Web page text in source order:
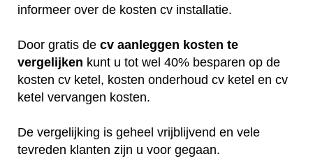
informeer over de kosten cv installatie.
Door gratis de cv aanleggen kosten te
vergelijken kunt u tot wel 40% besparen op de
kosten cv ketel, kosten onderhoud cv ketel en cv
ketel vervangen kosten.
De vergelijking is geheel vrijblijvend en vele
tevreden klanten zijn u voor gegaan.